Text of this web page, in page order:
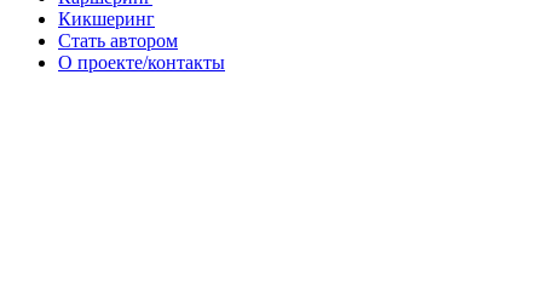
Кикшеринг
Стать автором
О проекте/контакты